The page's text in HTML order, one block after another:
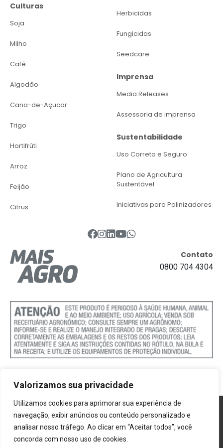
Valorizamos sua privacidade
Utilizamos cookies para aprimorar sua experiência de
navegação, exibir anúncios ou conteúdo personalizado e
analisar nosso tráfego. Ao clicar em “Aceitar todos”, você
concorda com nosso uso de cookies.
Culturas
Soja
Milho
Café
Algodão
Cana-de-Açucar
Trigo
Hortifrúti
Arroz
Feijão
Citrus
Herbicidas
Fungicidas
Seedcare
Imprensa
Media Releases
Assessoria de imprensa
Sustentabilidade
Uso Correto e Seguro
Plano de Agricultura
Sustentável
Iniciativas para Polinizadores
Contato
0800 704 4304
Política de Cookies
Termos e Condições